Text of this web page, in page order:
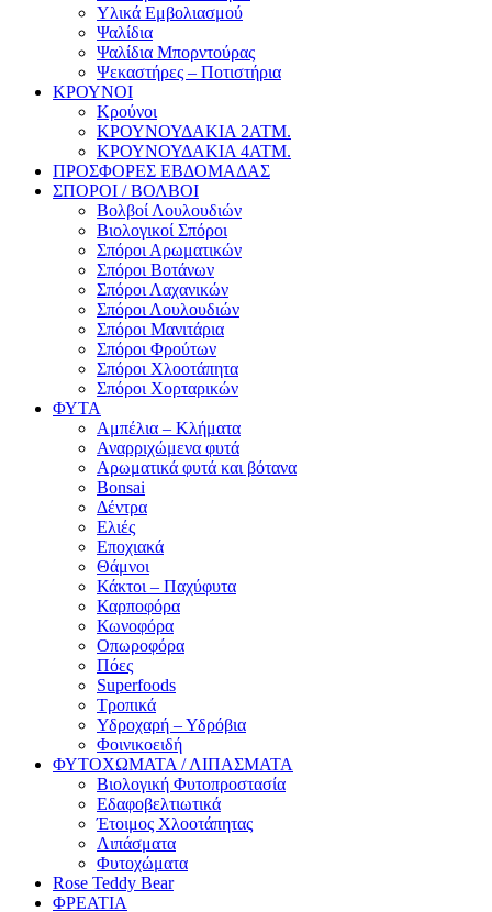
Υλικά Εμβολιασμού
Ψαλίδια
Ψαλίδια Μπορντούρας
Ψεκαστήρες – Ποτιστήρια
ΚΡΟΥΝΟΙ
Κρούνοι
ΚΡΟΥΝΟΥΔΑΚΙΑ 2ΑΤΜ.
ΚΡΟΥΝΟΥΔΑΚΙΑ 4ΑΤΜ.
ΠΡΟΣΦΟΡΕΣ ΕΒΔΟΜΑΔΑΣ
ΣΠΟΡΟΙ / ΒΟΛΒΟΙ
Βολβοί Λουλουδιών
Βιολογικοί Σπόροι
Σπόροι Αρωματικών
Σπόροι Βοτάνων
Σπόροι Λαχανικών
Σπόροι Λουλουδιών
Σπόροι Μανιτάρια
Σπόροι Φρούτων
Σπόροι Χλοοτάπητα
Σπόροι Χορταρικών
ΦΥΤΑ
Αμπέλια – Κλήματα
Αναρριχώμενα φυτά
Αρωματικά φυτά και βότανα
Bonsai
Δέντρα
Ελιές
Εποχιακά
Θάμνοι
Κάκτοι – Παχύφυτα
Καρποφόρα
Κωνοφόρα
Οπωροφόρα
Πόες
Superfoods
Τροπικά
Υδροχαρή – Υδρόβια
Φοινικοειδή
ΦΥΤΟΧΩΜΑΤΑ / ΛΙΠΑΣΜΑΤΑ
Βιολογική Φυτοπροστασία
Εδαφοβελτιωτικά
Έτοιμος Χλοοτάπητας
Λιπάσματα
Φυτοχώματα
Rose Teddy Bear
ΦΡΕΑΤΙΑ